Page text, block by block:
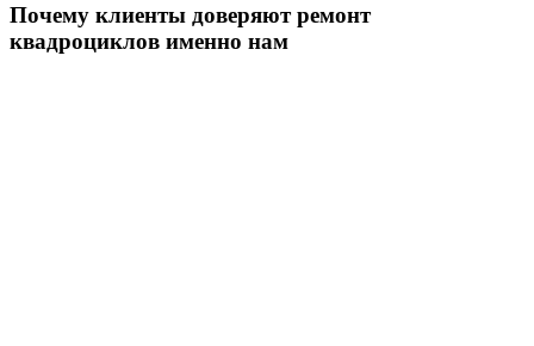
Почему клиенты доверяют ремонт
квадроциклов именно нам